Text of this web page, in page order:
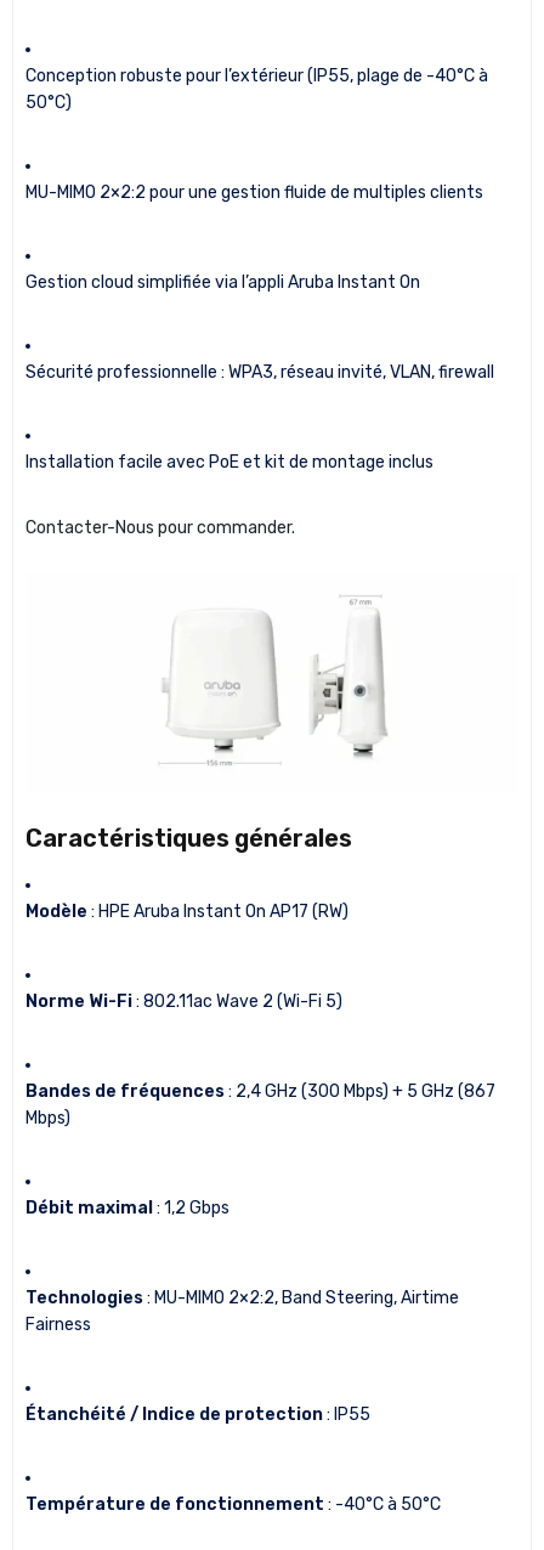
Conception robuste pour l’extérieur (IP55, plage de -40°C à
50°C)
MU-MIMO 2×2:2 pour une gestion fluide de multiples clients
Gestion cloud simplifiée via l’appli Aruba Instant On
Sécurité professionnelle : WPA3, réseau invité, VLAN, firewall
Installation facile avec PoE et kit de montage inclus
Contacter-Nous pour commander.
Caractéristiques générales
Modèle : HPE Aruba Instant On AP17 (RW)
Norme Wi-Fi: 802.11ac Wave 2 (Wi-Fi 5)
Bandes de fréquences : 2,4 GHz (300 Mbps) + 5 GHz (867
Mbps)
Débit maximal : 1,2 Gbps
Technologies : MU-MIMO 2×2:2, Band Steering, Airtime
Fairness
Étanchéité / Indice de protection: IP55
Température de fonctionnement : -40°C à 50°C